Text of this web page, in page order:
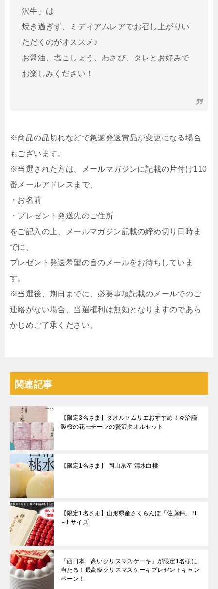
沢牛」は
焼き過ぎず、ミディアムレアでお召し上がりい
ただくのがオススメ♪
お醤油、塩こしょう、わさび、タレとお好みで
お楽しみください！
※商品の品切れなどで急遽発送賞品が変更になる場合
もございます。
※当選された方は、メールマガジンに記載の片付け110
番メールアドレスまで、
・お名前
・プレゼント発送先のご住所
をご記入の上、メールマガジン記載の締め切り日時ま
でに、
プレゼント発送希望の旨のメールをお待ちしていま
す。
※当選後、期日までに、必要事項記載のメールでのご
連絡がない場合、当選権利は無効となりますのであら
かじめご了承ください。
関連記事
【限定3名さま】タオルソムリエおすすめ！今治謹
製桜の花モチーフの贅沢タオルセット
【限定1名さま】 岡山県産 清水白桃
【限定1名さま】山形県産さくらんぼ「佐藤錦」2L
～Lサイズ
『西日本一高いクリスマスケーキ』が限定1名様に
当たる！最高級クリスマスケーキプレゼントキャン
ペーン！